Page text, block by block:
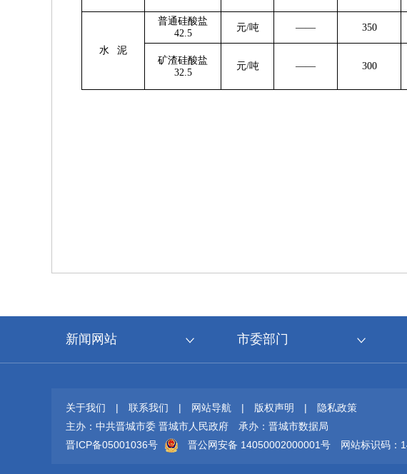
水 泥
普通硅酸盐
42.5
元/吨 —— 350
矿渣硅酸盐
32.5
元/吨 —— 300
新闻网站 市委部门
关于我们 | 联系我们 | 网站导航 | 版权声明 |
隐私政策
主办：中共晋城市委 晋城市人民政府
承办：晋城市数据局
晋ICP备05001036号
晋公网安备 14050002000001号 网站标识码：